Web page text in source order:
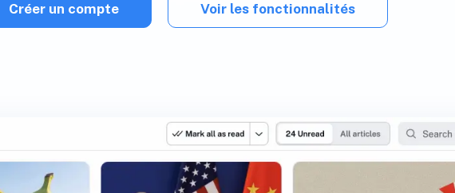
Créer un compte Voir les fonctionnalités